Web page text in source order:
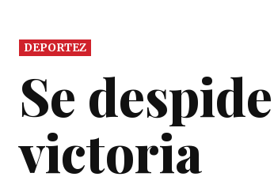
DEPORTEZ
Se
victoria